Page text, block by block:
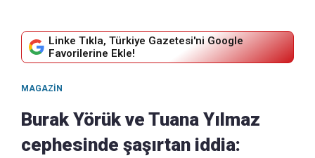
Linke Tıkla, Türkiye Gazetesi'ni Google
Favorilerine Ekle!
MAGAZIN
Burak Yörük ve Tuana Yılmaz
cephesinde şaşırtan iddia: